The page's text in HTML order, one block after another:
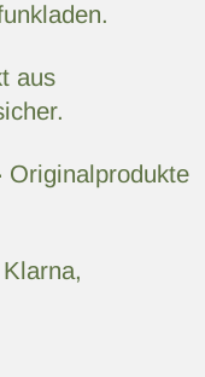
aus
Originalprodukte